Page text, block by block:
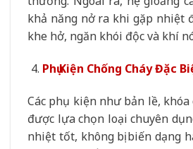
khả năng nở ra khi gặp nhiệt
khe hở, ngăn khói độc và khí
Phụ Kiện Chống Cháy Đặc
Các phụ kiện như bản lề, khóa
được lựa chọn loại chuyên
nhiệt tốt, không bị biến dạng